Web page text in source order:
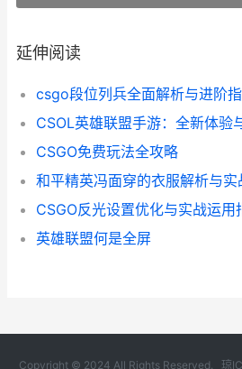
延伸阅读
csgo段位列兵全面解析与进阶
CSOL英雄联盟手游：全新体验
CSGO免费玩法全攻略
和平精英冯面穿的衣服解析与实
CSGO反光设置优化与实战运用
英雄联盟何是全屏
Copyright © 2024 All Rights Reserved. 琼